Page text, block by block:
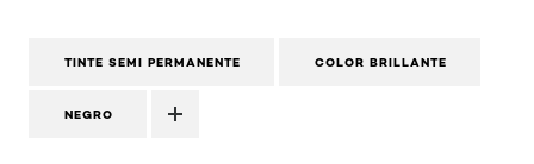
TINTE SEMI PERMANENTE COLOR BRILLANTE
NEGRO